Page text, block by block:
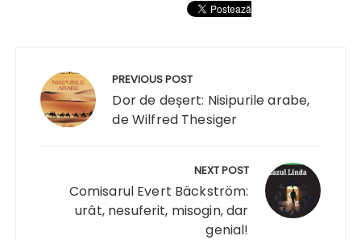
articole
PREVIOUS POST
Dor de deșert: Nisipurile arabe,
de Wilfred Thesiger
NEXT POST
Comisarul Evert Bäckström:
urât, nesuferit, misogin, dar
genial!